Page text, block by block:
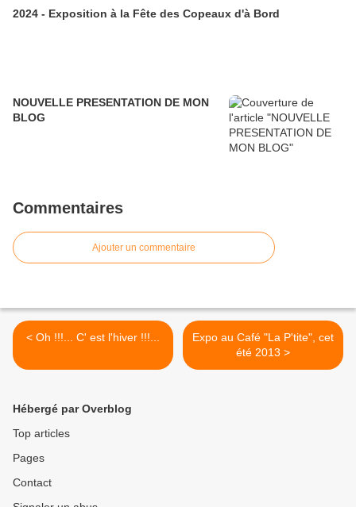
2024 - Exposition à la Fête des Copeaux d'à Bord
NOUVELLE PRESENTATION DE MON
BLOG
Commentaires
Ajouter un commentaire
< Oh !!!... C' est l'hiver !!!...
Expo au Café "La P'tite", cet
été 2013 >
Hébergé par Overblog
Top articles
Pages
Contact